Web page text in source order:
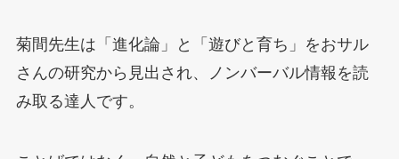
菊間先生は「進化論」と「遊びと育ち」をおサル
さんの研究から見出され、ノンバーバル情報を読
み取る達人です。